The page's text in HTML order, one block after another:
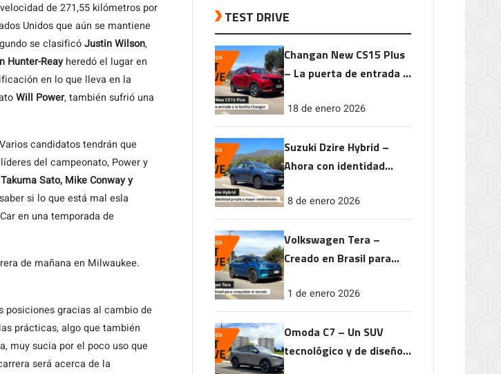
de 271,55 kilómetros por
Unidos que aún se mantiene
se clasificóJustin Wilson,
Hunter-Reayheredó el lugar en
en lo que lleva en la
Will Power, también sufrió una
candidatos tendrán que
del campeonato, Power y
Takuma Sato, Mike Conway y
si lo que está mal esla
en una temporada de
de mañana en Milwaukee.
posiciones gracias al cambio de
prácticas, algo que también
muy sucia por el poco uso que
será acerca de la
TEST DRIVE
Changan New CS15 Plus
– La puerta de entrada a
18 de enero 2026
Suzuki Dzire Hybrid –
Ahora con identidad
rendimiento
8 de enero 2026
Volkswagen Tera –
Creado en Brasil para
1 de enero 2026
Omoda C7 – Un SUV
tecnológico y de diseño